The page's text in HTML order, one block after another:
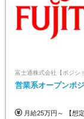
営業系オープンポ
月給25万円～ 【想定年収】 400万円～1000万円（残業代及び諸手当込） ※ご経験、前年収、ご年齢に応